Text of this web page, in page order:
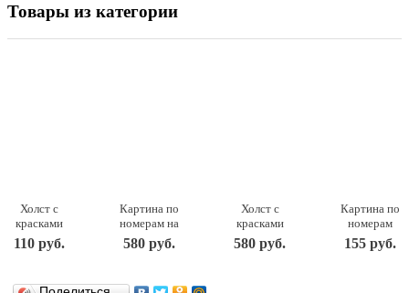
Товары из категории
Холст с
красками
15х15 см.
МИШКА
Х-9818)
110 руб.
Картина по
номерам на
холсте
Почти как
40 см 347-
580 руб.
Холст с
красками
40х50 см по
номерам.
580 руб.
Картина по
номерам
для
малышей
155 руб.